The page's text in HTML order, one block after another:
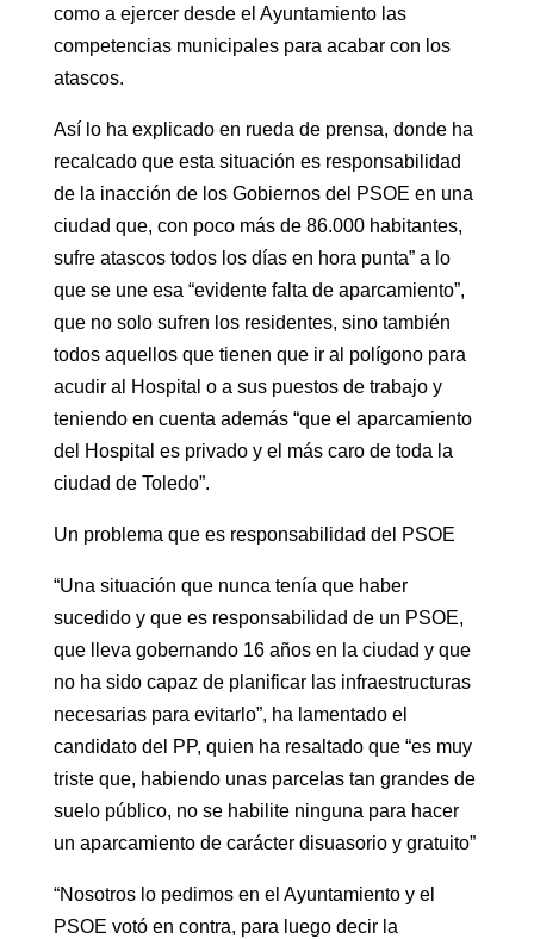
como a ejercer desde el Ayuntamiento las
competencias municipales para acabar con los
atascos.
Así lo ha explicado en rueda de prensa, donde ha
recalcado que esta situación es responsabilidad
de la inacción de los Gobiernos del PSOE en una
ciudad que, con poco más de 86.000 habitantes,
sufre atascos todos los días en hora punta” a lo
que se une esa “evidente falta de aparcamiento”,
que no solo sufren los residentes, sino también
todos aquellos que tienen que ir al polígono para
acudir al Hospital o a sus puestos de trabajo y
teniendo en cuenta además “que el aparcamiento
del Hospital es privado y el más caro de toda la
ciudad de Toledo”.
Un problema que es responsabilidad del PSOE
“Una situación que nunca tenía que haber
sucedido y que es responsabilidad de un PSOE,
que lleva gobernando 16 años en la ciudad y que
no ha sido capaz de planificar las infraestructuras
necesarias para evitarlo”, ha lamentado el
candidato del PP, quien ha resaltado que “es muy
triste que, habiendo unas parcelas tan grandes de
suelo público, no se habilite ninguna para hacer
un aparcamiento de carácter disuasorio y gratuito”
“Nosotros lo pedimos en el Ayuntamiento y el
PSOE votó en contra, para luego decir la